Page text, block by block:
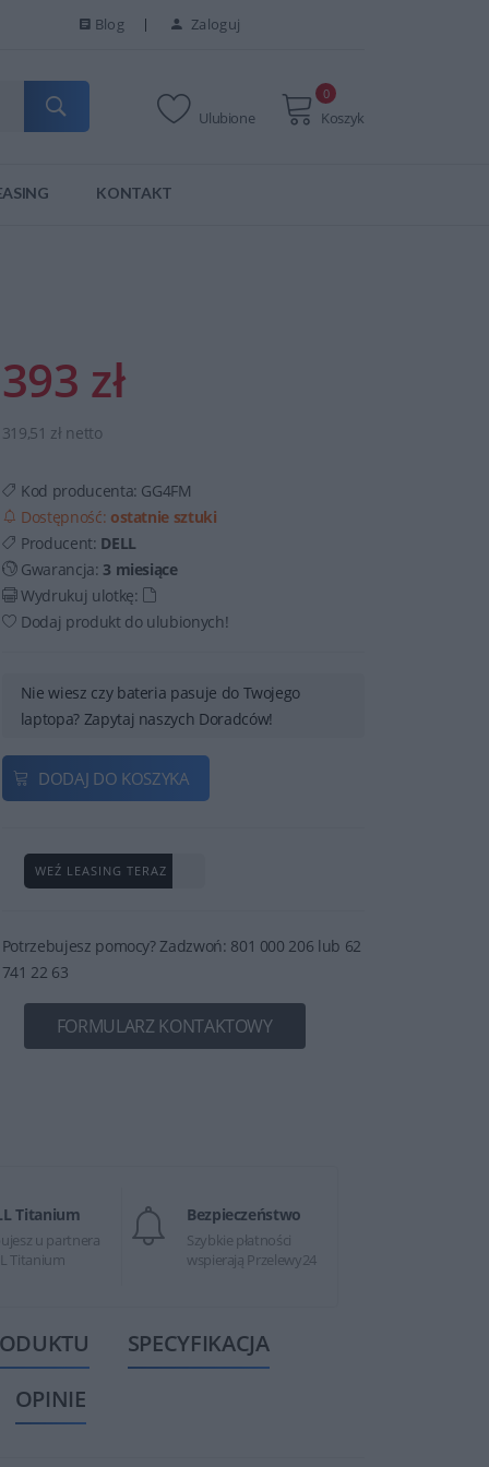
Blog Zaloguj
Ulubione Koszyk
0
KONTAKT
393 zł
319,51 zł netto
Kod producenta: GG4FM
Dostępność: ostatnie sztuki
Producent: DELL
Gwarancja:3 miesiące
Wydrukuj ulotkę:
Dodaj produkt do ulubionych!
Nie wiesz czy bateria pasuje do Twojego
laptopa? Zapytaj naszych Doradców!
DODAJ DO KOSZYKA
WEŹ LEASING TERAZ
Potrzebujesz pomocy? Zadzwoń: 801 000 206 lub 62
741 22 63
FORMULARZ KONTAKTOWY
Titanium
u partnera
Titanium
Bezpieczeństwo
Szybkie płatności
wspierają Przelewy24
SPECYFIKACJA
OPINIE